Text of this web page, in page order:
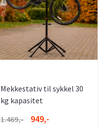
Mekkestativ til sykkel 30
kg kapasitet
1.469,-
949,-